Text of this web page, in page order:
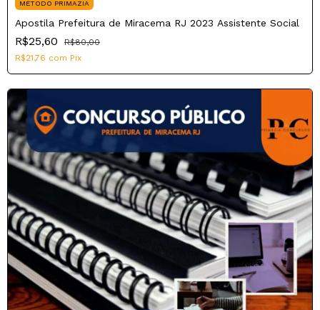
MÉTODO PRIMAZIA
Apostila Prefeitura de Miracema RJ 2023 Assistente Social
R$25,60
R$80,00
R$21,76 com Pix